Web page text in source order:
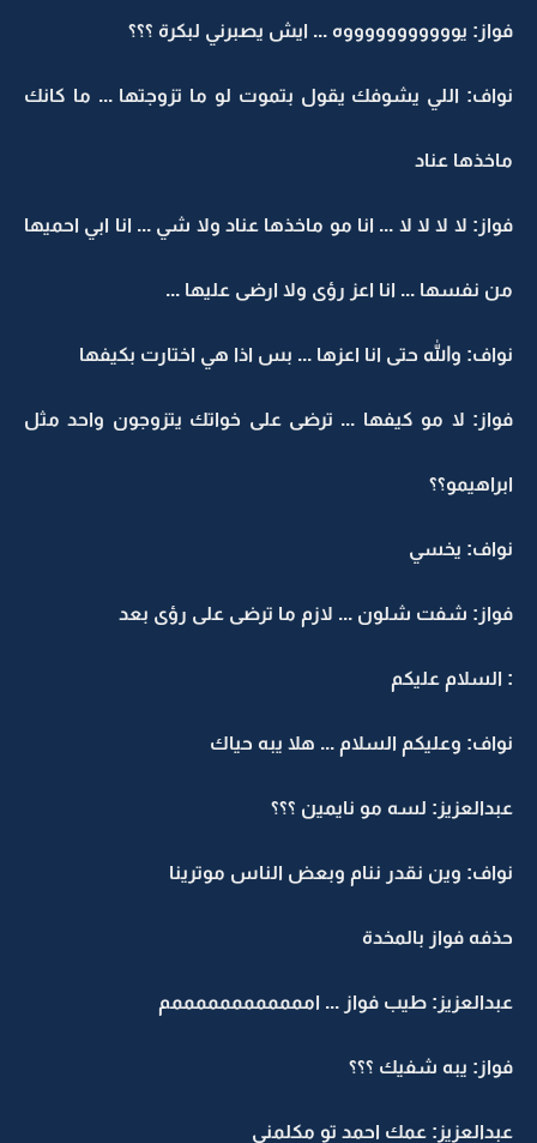
فواز: يوووووووووووه ... ايش يصبرني لبكرة ؟؟؟
نواف: اللي يشوفك يقول بتموت لو ما تزوجتها ... ما كانك
ماخذها عناد
فواز: لا لا لا لا ... انا مو ماخذها عناد ولا شي ... انا ابي احميها
من نفسها ... انا اعز رؤى ولا ارضى عليها ...
نواف: والله حتى انا اعزها ... بس اذا هي اختارت بكيفها
فواز: لا مو كيفها ... ترضى على خواتك يتزوجون واحد مثل
ابراهيمو؟؟
نواف: يخسي
فواز: شفت شلون ... لازم ما ترضى على رؤى بعد
: السلام عليكم
نواف: وعليكم السلام ... هلا يبه حياك
عبدالعزيز: لسه مو نايمين ؟؟؟
نواف: وين نقدر ننام وبعض الناس موترينا
حذفه فواز بالمخدة
عبدالعزيز: طيب فواز ... اممممممممممممم
فواز: يبه شفيك ؟؟؟
عبدالعزيز: عمك احمد تو مكلمني